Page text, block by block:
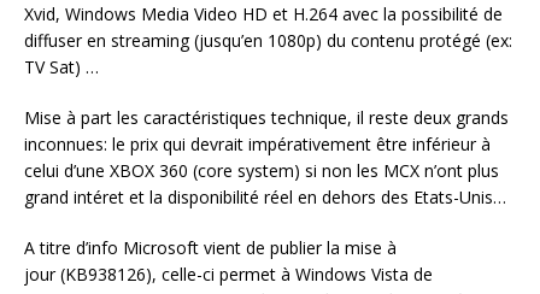
Xvid, Windows Media Video HD et H.264 avec la possibilité de
diffuser en streaming (jusqu’en 1080p) du contenu protégé (ex:
TV Sat) …
Mise à part les caractéristiques technique, il reste deux grands
inconnues: le prix qui devrait impérativement être inférieur à
celui d’une XBOX 360 (core system) si non les MCX n’ont plus
grand intéret et la disponibilité réel en dehors des Etats-Unis…
A titre d’info Microsoft vient de publier la mise à
jour (KB938126), celle-ci permet à Windows Vista de